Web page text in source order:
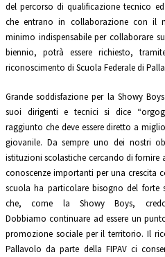
del percorso di qualificazione tecnico
che entrano in collaborazione con il
minimo indispensabile per collaborare
biennio, potrà essere richiesto,
riconoscimento di Scuola Federale di
Grande soddisfazione per la Showy
suoi dirigenti e tecnici si dice
raggiunto che deve essere diretto a
giovanile. Da sempre uno dei nostri
istituzioni scolastiche cercando di
conoscenze importanti per una crescita
scuola ha particolare bisogno del forte
che, come la Showy Boys,
Dobbiamo continuare ad essere un
promozione sociale per il territorio. Il
Pallavolo da parte della FIPAV ci